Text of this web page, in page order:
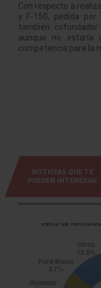
Con respecto a
y F-150, pedida por
también
aunque no estaría
competencia para la
NOTICIAS QUE TE
PUEDEN INTERESAR